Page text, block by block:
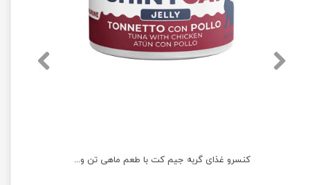
کنسرو غذای گربه جیم‌ کت با طعم ماهی تن و مرغ وزن 70 گرم